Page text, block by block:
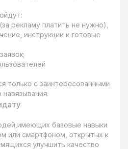
рекламу платить не нужно),
инструкции и готовые
только с заинтересованными
базовые навыки
или смартфоном, открытых к
улучшить качество